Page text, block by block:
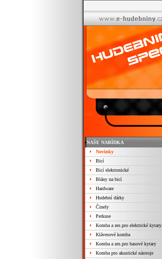
NAŠE NABÍDKA
Novinky
Bicí
Bicí elektronické
Blány na bicí
Hardware
Hudební dárky
Činely
Perkuse
Komba a zes.pro elektrické kytary
Klávesové komba
Komba a zes.pro basové kytary
Komba pro akustické nástroje